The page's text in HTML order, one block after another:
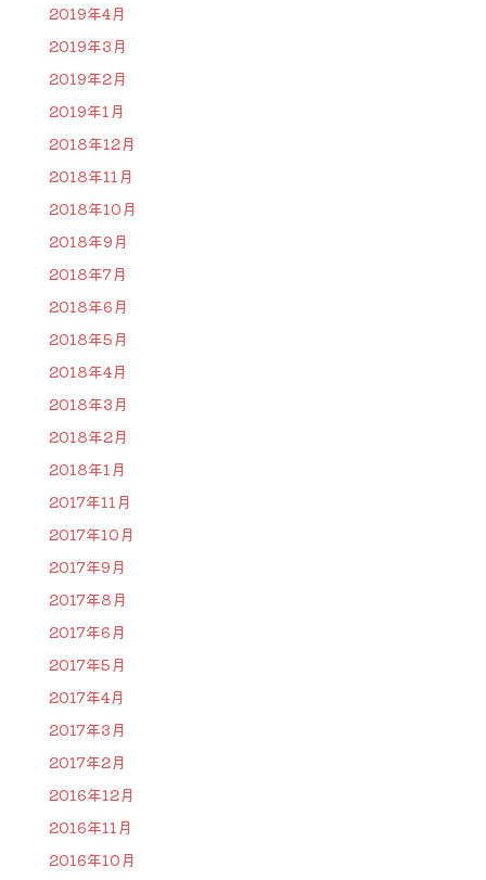
2019年4月
2019年3月
2019年2月
2019年1月
2018年12月
2018年11月
2018年10月
2018年9月
2018年7月
2018年6月
2018年5月
2018年4月
2018年3月
2018年2月
2018年1月
2017年11月
2017年10月
2017年9月
2017年8月
2017年6月
2017年5月
2017年4月
2017年3月
2017年2月
2016年12月
2016年11月
2016年10月